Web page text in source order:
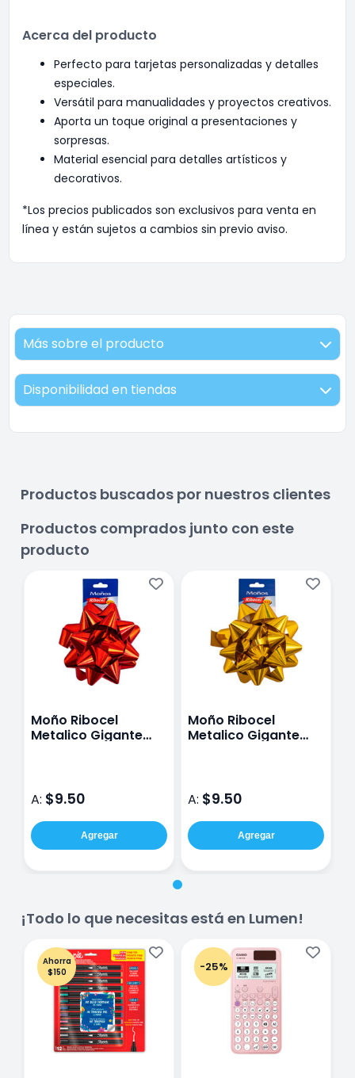
Acerca del producto
Perfecto para tarjetas personalizadas y detalles
especiales.
Versátil para manualidades y proyectos creativos.
Aporta un toque original a presentaciones y
sorpresas.
Material esencial para detalles artísticos y
decorativos.
*Los precios publicados son exclusivos para venta en
línea y están sujetos a cambios sin previo aviso.
Más sobre el producto
Disponibilidad en tiendas
Productos buscados por nuestros clientes
Productos comprados junto con este
producto
Moño Ribocel
Metalico Gigante
A: $9.50
Agregar
Moño Ribocel
Metalico Gigante
A: $9.50
Agregar
¡Todo lo que necesitas está en Lumen!
Ahorra
$150
-25%